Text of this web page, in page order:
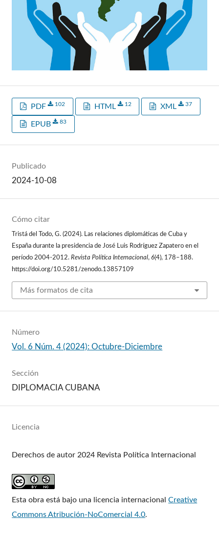
PDF 102 HTML 12 XML 37
EPUB 83
Publicado
2024-10-08
Cómo citar
Tristá del Todo, G. (2024). Las relaciones diplomáticas de Cuba y
España durante la presidencia de José Luis Rodríguez Zapatero en el
período 2004-2012.Revista Política Internacional,6(4), 178–188.
https://doi.org/10.5281/zenodo.13857109
Más formatos de cita
Número
Vol. 6 Núm. 4 (2024): Octubre-Diciembre
Sección
DIPLOMACIA CUBANA
Licencia
Derechos de autor 2024 Revista Política Internacional
Esta obra está bajo una licencia internacionalCreative
Commons Atribución-NoComercial 4.0.